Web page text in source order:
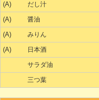
(A) だし汁
(A) 醤油
(A) みりん
(A) 日本酒
サラダ油
三つ葉